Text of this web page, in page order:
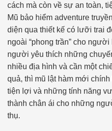
cách mà còn về sự an toàn,
Mũ bảo hiểm adventure
diện qua thiết kế có lưỡi trai
ngoài “phong trần” cho
người yêu thích những
nhiều địa hình và cần một
quả, thì mũ lật hàm mới
tiện lợi và những tính năng
thành chân ái cho những
thụ.